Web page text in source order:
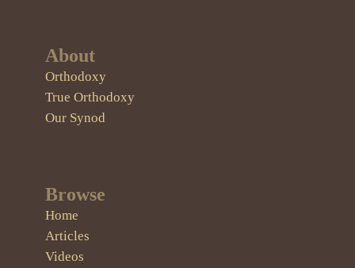
About
Orthodoxy
True Orthodoxy
Our Synod
Browse
Home
Articles
Videos